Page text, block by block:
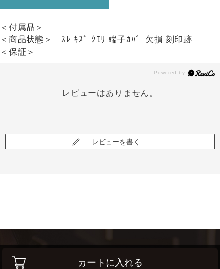
カートに入れる
＜付属品＞
＜商品状態＞ ｽﾚ ｷｽﾞ ｸﾓﾘ 端子ｶﾊﾞｰ欠損 刻印跡
＜保証＞
レビューはありません。
レビューを書く